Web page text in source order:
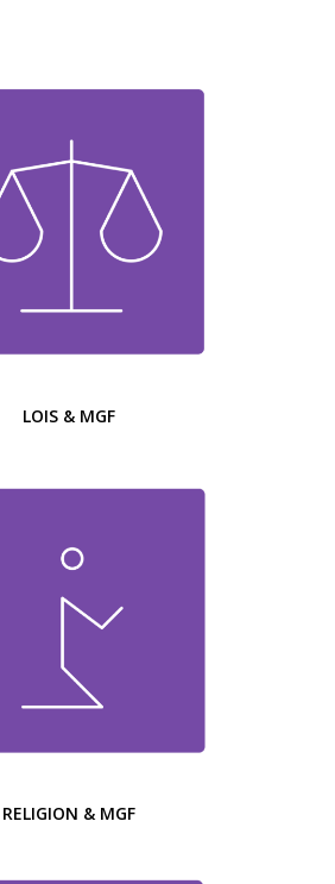
LOIS & MGF
RELIGION & MGF